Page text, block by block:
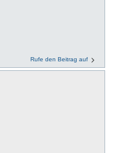
Rufe den Beitrag auf